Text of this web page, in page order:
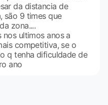
da distancia de
são 9 times que
zona....
nos ultimos anos a
competitiva, se o
q tenha dificuldade de
ano